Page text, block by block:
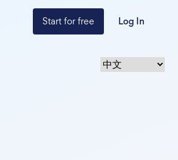
Start for free Log In